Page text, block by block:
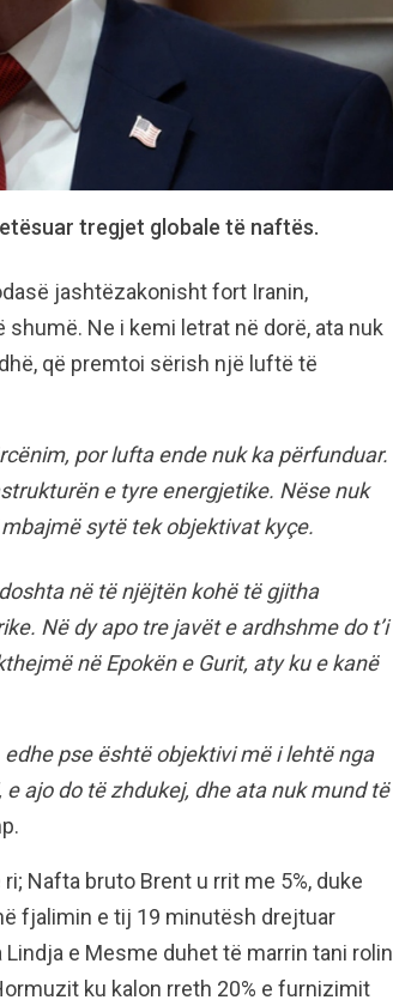
tregjet globale të naftës.
jashtëzakonisht fort Iranin,
Ne i kemi letrat në dorë, ata nuk
që premtoi sërish një luftë të
por lufta ende nuk ka përfunduar.
e tyre energjetike. Nëse nuk
sytë tek objektivat kyçe.
në të njëjtën kohë të gjitha
Në dy apo tre javët e ardhshme do t’i
në Epokën e Gurit, aty ku e kanë
pse është objektivi më i lehtë nga
ajo do të zhdukej, dhe ata nuk mund të
Nafta bruto Brent u rrit me 5%, duke
fjalimin e tij 19 minutësh drejtuar
e Mesme duhet të marrin tani rolin
ku kalon rreth 20% e furnizimit